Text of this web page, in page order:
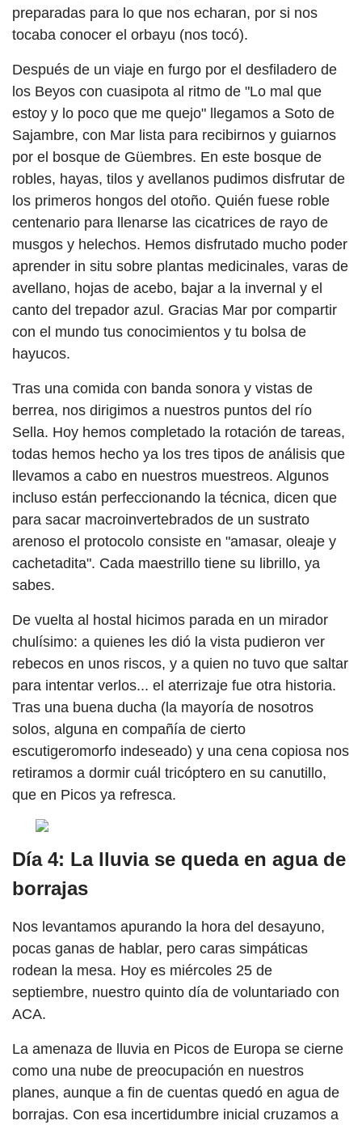
preparadas para lo que nos echaran, por si nos
tocaba conocer el orbayu (nos tocó).
Después de un viaje en furgo por el desfiladero de
los Beyos con cuasipota al ritmo de "Lo mal que
estoy y lo poco que me quejo" llegamos a Soto de
Sajambre, con Mar lista para recibirnos y guiarnos
por el bosque de Güembres. En este bosque de
robles, hayas, tilos y avellanos pudimos disfrutar de
los primeros hongos del otoño. Quién fuese roble
centenario para llenarse las cicatrices de rayo de
musgos y helechos. Hemos disfrutado mucho poder
aprender in situ sobre plantas medicinales, varas de
avellano, hojas de acebo, bajar a la invernal y el
canto del trepador azul. Gracias Mar por compartir
con el mundo tus conocimientos y tu bolsa de
hayucos.
Tras una comida con banda sonora y vistas de
berrea, nos dirigimos a nuestros puntos del río
Sella. Hoy hemos completado la rotación de tareas,
todas hemos hecho ya los tres tipos de análisis que
llevamos a cabo en nuestros muestreos. Algunos
incluso están perfeccionando la técnica, dicen que
para sacar macroinvertebrados de un sustrato
arenoso el protocolo consiste en "amasar, oleaje y
cachetadita". Cada maestrillo tiene su librillo, ya
sabes.
De vuelta al hostal hicimos parada en un mirador
chulísimo: a quienes les dió la vista pudieron ver
rebecos en unos riscos, y a quien no tuvo que saltar
para intentar verlos... el aterrizaje fue otra historia.
Tras una buena ducha (la mayoría de nosotros
solos, alguna en compañía de cierto
escutigeromorfo indeseado) y una cena copiosa nos
retiramos a dormir cuál tricóptero en su canutillo,
que en Picos ya refresca.
Día 4: La lluvia se queda en agua de
borrajas
Nos levantamos apurando la hora del desayuno,
pocas ganas de hablar, pero caras simpáticas
rodean la mesa. Hoy es miércoles 25 de
septiembre, nuestro quinto día de voluntariado con
ACA.
La amenaza de lluvia en Picos de Europa se cierne
como una nube de preocupación en nuestros
planes, aunque a fin de cuentas quedó en agua de
borrajas. Con esa incertidumbre inicial cruzamos a